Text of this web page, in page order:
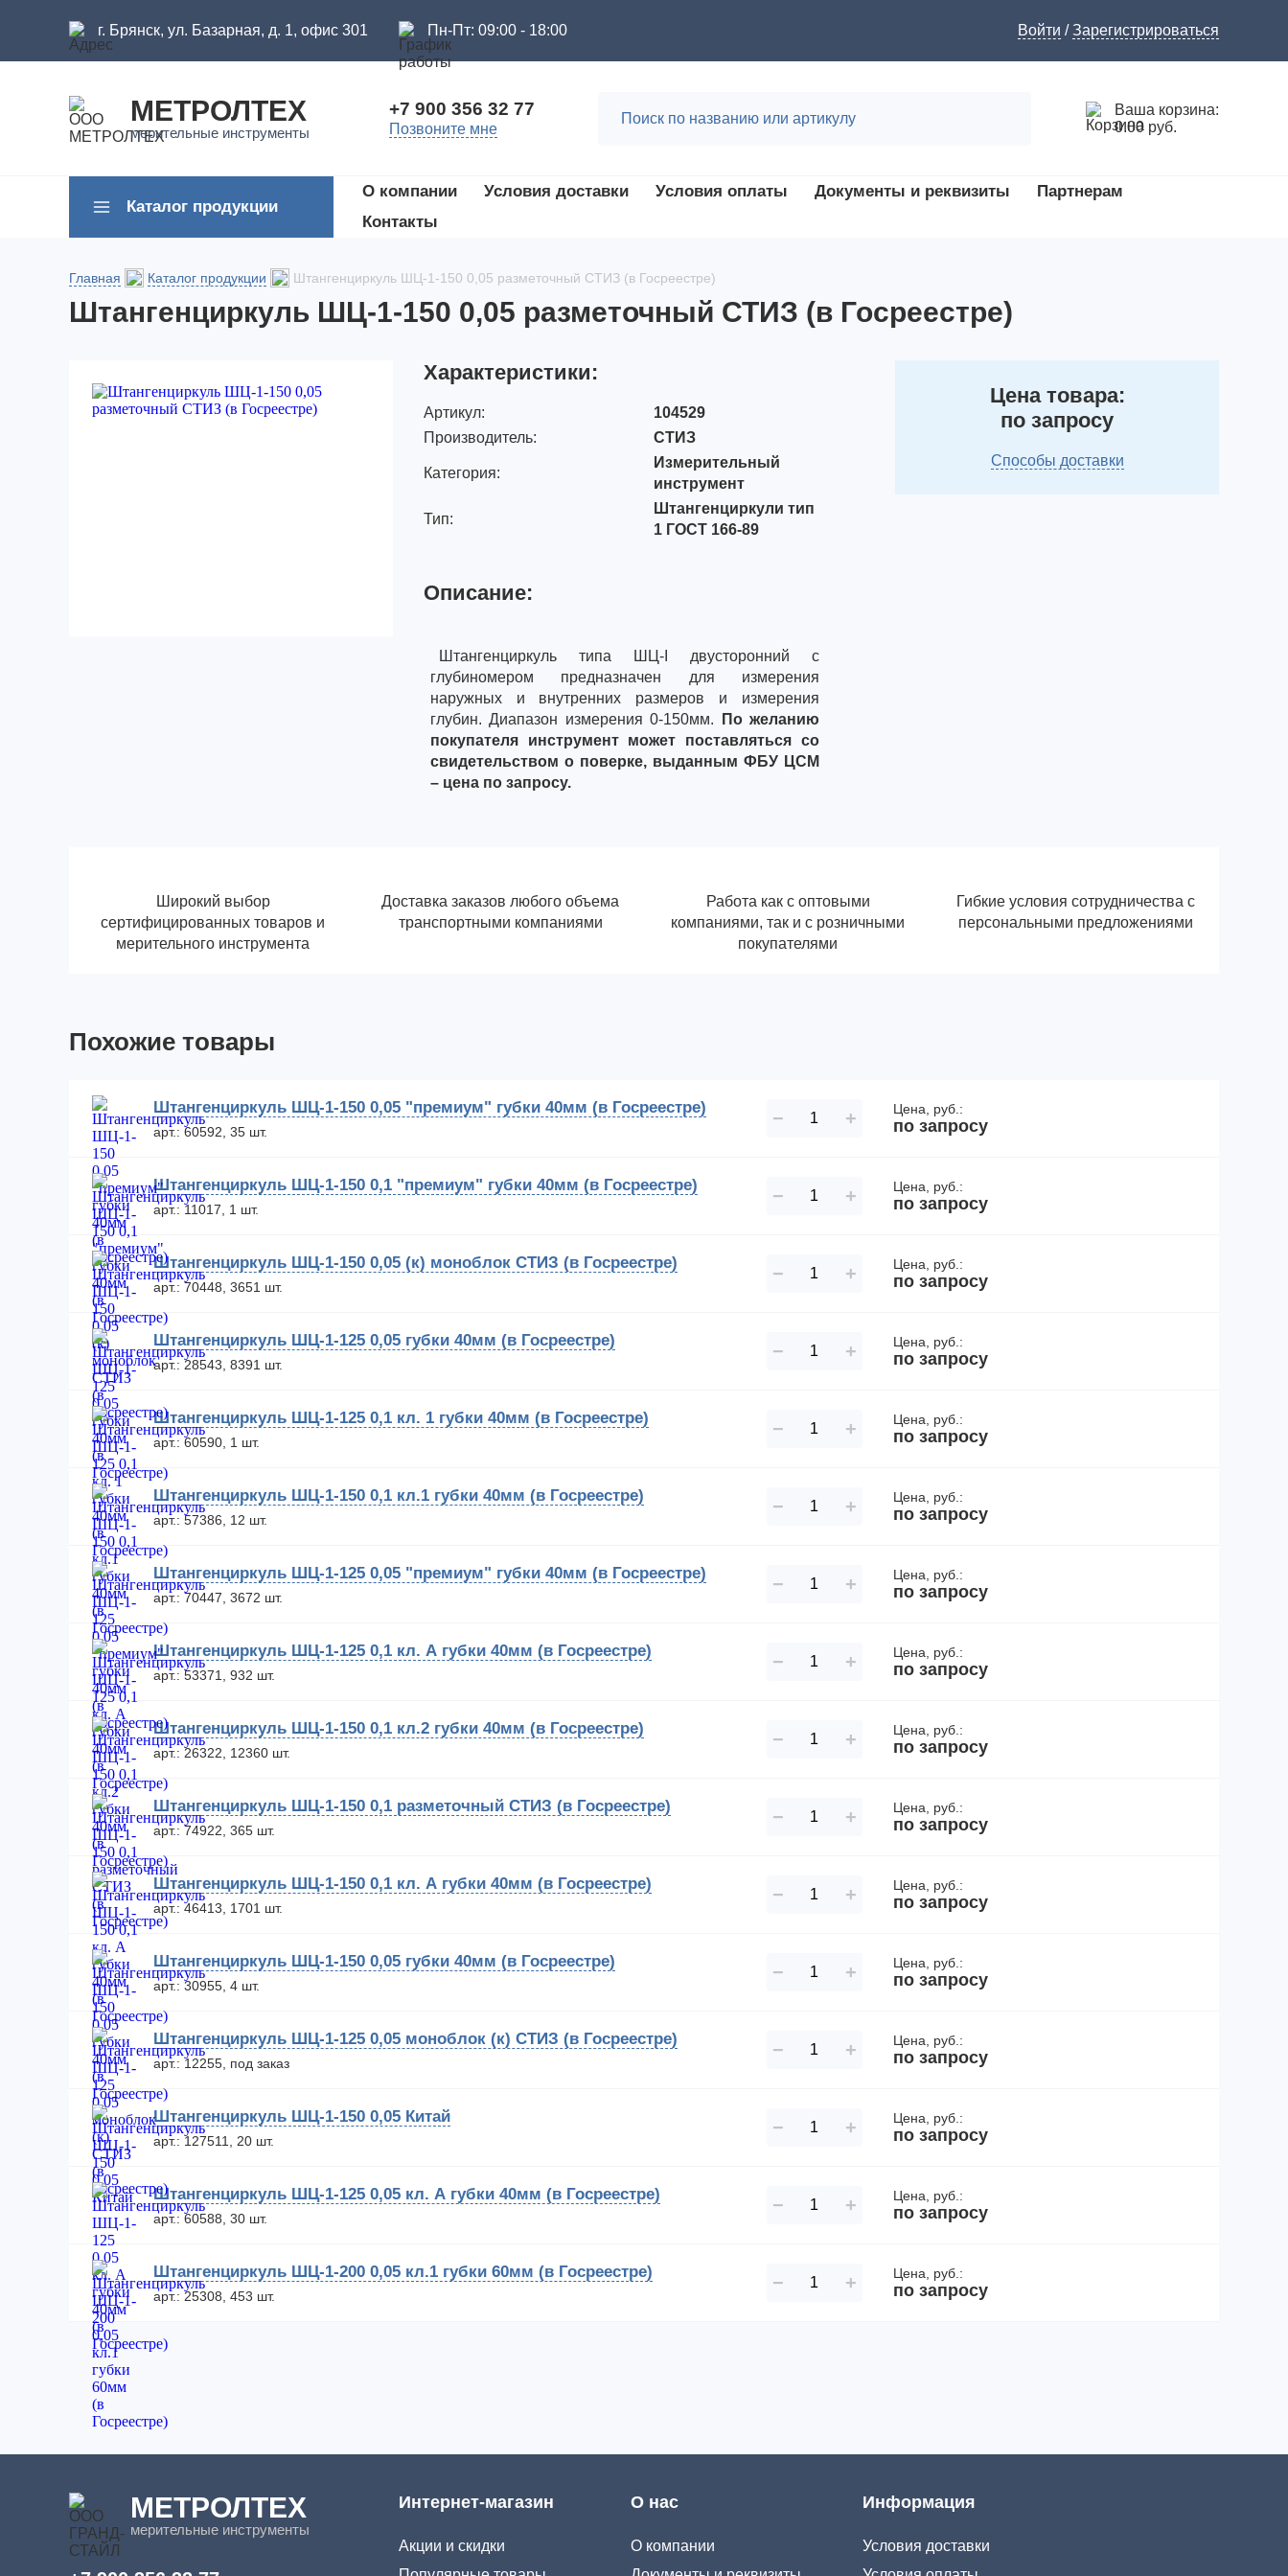
г. Брянск, ул. Базарная, д. 1, офис 301 Пн-Пт: 09:00 - 18:00 Войти /Зарегистрироваться
МЕТРОЛТЕХ
мерительные инструменты
+7 900 356 32 77
Позвоните мне
Ваша корзина:
0.00 руб.
Каталог продукции
О компании Условия доставки Условия оплаты Документы и реквизиты
Партнерам
Контакты
Главная Каталог продукции Штангенциркуль ШЦ-1-150 0,05 разметочный СТИЗ (в Госреестре)
Штангенциркуль ШЦ-1-150 0,05 разметочный СТИЗ (в Госреестре)
Характеристики:
Артикул:
104529
Производитель:
СТИЗ
Категория:
Измерительный
инструмент
Тип:
Штангенциркули тип
1 ГОСТ 166-89
Описание:
Штангенциркуль типа ШЦ-I двусторонний с
глубиномером предназначен для измерения
наружных и внутренних размеров и измерения
глубин. Диапазон измерения 0-150мм.
По желанию
покупателя инструмент может поставляться со
свидетельством о поверке, выданным ФБУ ЦСМ
– цена по запросу.
Цена товара:
по запросу
Способы доставки
Широкий выбор
сертифицированных товаров и
мерительного инструмента
Доставка заказов любого объема
транспортными компаниями
Работа как с оптовыми
компаниями, так и с розничными
покупателями
Гибкие условия сотрудничества с
персональными предложениями
Похожие товары
Штангенциркуль ШЦ-1-150 0,05 "премиум" губки 40мм (в Госреестре)
арт.: 60592, 35 шт.
− + Цена, руб.:
по запросу
Штангенциркуль ШЦ-1-150 0,1 "премиум" губки 40мм (в Госреестре)
арт.: 11017, 1 шт.
− + Цена, руб.:
по запросу
Штангенциркуль ШЦ-1-150 0,05 (к) моноблок СТИЗ (в Госреестре)
арт.: 70448, 3651 шт.
− + Цена, руб.:
по запросу
Штангенциркуль ШЦ-1-125 0,05 губки 40мм (в Госреестре)
арт.: 28543, 8391 шт.
− + Цена, руб.:
по запросу
Штангенциркуль ШЦ-1-125 0,1 кл. 1 губки 40мм (в Госреестре)
арт.: 60590, 1 шт.
− + Цена, руб.:
по запросу
Штангенциркуль ШЦ-1-150 0,1 кл.1 губки 40мм (в Госреестре)
арт.: 57386, 12 шт.
− + Цена, руб.:
по запросу
Штангенциркуль ШЦ-1-125 0,05 "премиум" губки 40мм (в Госреестре)
арт.: 70447, 3672 шт.
− + Цена, руб.:
по запросу
Штангенциркуль ШЦ-1-125 0,1 кл. А губки 40мм (в Госреестре)
арт.: 53371, 932 шт.
− + Цена, руб.:
по запросу
Штангенциркуль ШЦ-1-150 0,1 кл.2 губки 40мм (в Госреестре)
арт.: 26322, 12360 шт.
− + Цена, руб.:
по запросу
Штангенциркуль ШЦ-1-150 0,1 разметочный СТИЗ (в Госреестре)
арт.: 74922, 365 шт.
− + Цена, руб.:
по запросу
Штангенциркуль ШЦ-1-150 0,1 кл. А губки 40мм (в Госреестре)
арт.: 46413, 1701 шт.
− + Цена, руб.:
по запросу
Штангенциркуль ШЦ-1-150 0,05 губки 40мм (в Госреестре)
арт.: 30955, 4 шт.
− + Цена, руб.:
по запросу
Штангенциркуль ШЦ-1-125 0,05 моноблок (к) СТИЗ (в Госреестре)
арт.: 12255, под заказ
− + Цена, руб.:
по запросу
Штангенциркуль ШЦ-1-150 0,05 Китай
арт.: 127511, 20 шт.
− + Цена, руб.:
по запросу
Штангенциркуль ШЦ-1-125 0,05 кл. А губки 40мм (в Госреестре)
арт.: 60588, 30 шт.
− + Цена, руб.:
по запросу
Штангенциркуль ШЦ-1-200 0,05 кл.1 губки 60мм (в Госреестре)
арт.: 25308, 453 шт.
− + Цена, руб.:
по запросу
МЕТРОЛТЕХ
мерительные инструменты
Интернет-магазин
Акции и скидки
О нас
О компании
Информация
Условия доставки